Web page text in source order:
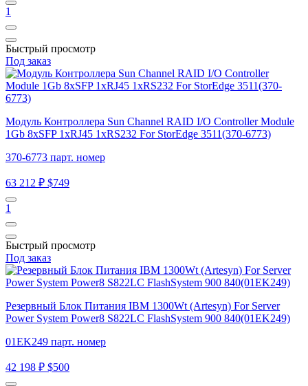
1
Быстрый просмотр
Под заказ
Модуль Контроллера Sun Channel RAID I/O Controller Module
1Gb 8xSFP 1xRJ45 1xRS232 For StorEdge 3511(370-6773)
370-6773 парт. номер
63 212 ₽ $749
1
Быстрый просмотр
Под заказ
Резервный Блок Питания IBM 1300Wt (Artesyn) For Server
Power System Power8 S822LC FlashSystem 900 840(01EK249)
01EK249 парт. номер
42 198 ₽ $500